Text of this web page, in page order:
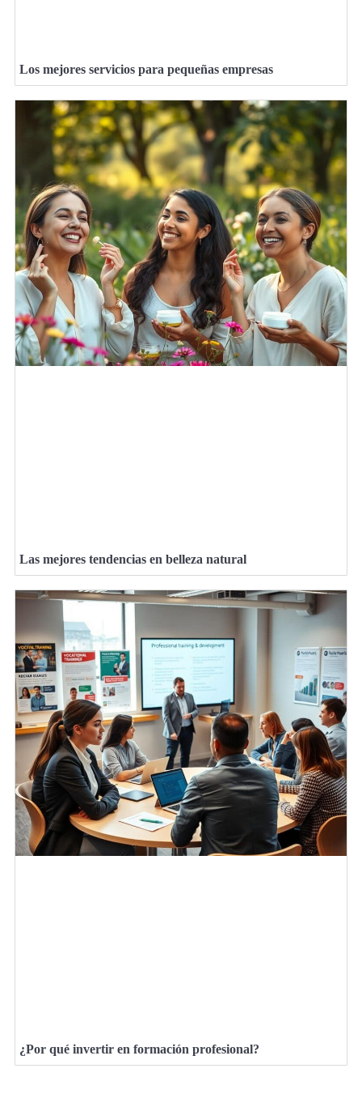
Los mejores servicios para pequeñas empresas
Las mejores tendencias en belleza natural
¿Por qué invertir en formación profesional?